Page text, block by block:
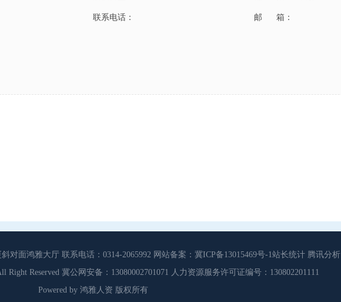
联系电话： 邮 箱：
对面鸿雅大厅 联系电话：0314-2065992 网站备案：冀ICP备13015469号-1站长统计 腾讯分析
Right Reserved 冀公网安备：13080002701071 人力资源服务许可证编号：130802201111
Powered by 鸿雅人资 版权所有